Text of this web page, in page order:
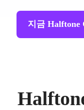
지금 Halftone